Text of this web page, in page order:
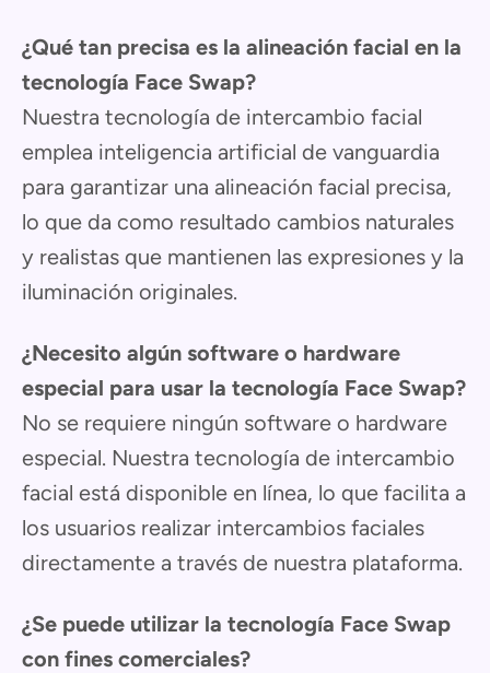
¿Qué tan precisa es la alineación facial en la
tecnología Face Swap?
Nuestra tecnología de intercambio facial
emplea inteligencia artificial de vanguardia
para garantizar una alineación facial precisa,
lo que da como resultado cambios naturales
y realistas que mantienen las expresiones y la
iluminación originales.
¿Necesito algún software o hardware
especial para usar la tecnología Face Swap?
No se requiere ningún software o hardware
especial. Nuestra tecnología de intercambio
facial está disponible en línea, lo que facilita a
los usuarios realizar intercambios faciales
directamente a través de nuestra plataforma.
¿Se puede utilizar la tecnología Face Swap
con fines comerciales?